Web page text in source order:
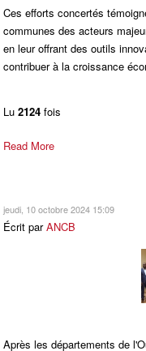
Ces efforts concertés
communes des acteurs
en leur offrant des outils
contribuer à la croissance
Lu 2124 fois
Read More
jeudi, 10 octobre 2024 15:09
Écrit parANCB
Après les départements de